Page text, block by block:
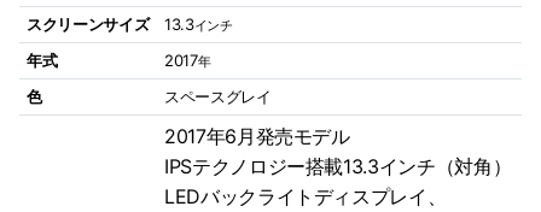
スクリーンサイズ
13.3インチ
年式 2017年
色 スペースグレイ
2017年6月発売モデル
IPSテクノロジー搭載13.3インチ（対角）
LEDバックライトディスプレイ、